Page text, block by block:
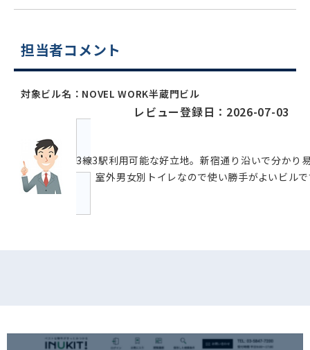
担当者コメント
対象ビル名：NOVEL WORK半蔵門ビル
レビュー登録日：2026-07-03
3線3駅利用可能な好立地。新宿通り沿いで分かり
で、室外男女別トイレなので使い勝手がよいビル